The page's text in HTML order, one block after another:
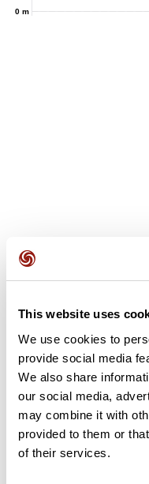
This website uses
We use cookies to
provide social media
We also share
our social media,
may combine it with
provided to them or
of their services.
0 m
Avis des utilisateurs
Soyez le
Résumé